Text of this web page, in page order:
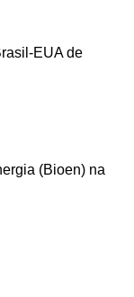
EUA de
(Bioen) na